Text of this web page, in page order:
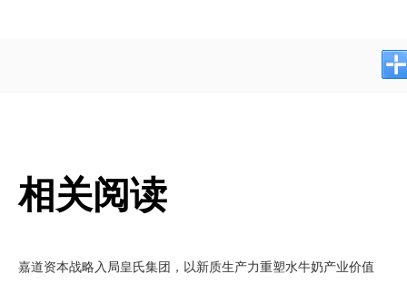
相关阅读
嘉道资本战略入局皇氏集团，以新质生产力重塑水牛奶产业价值